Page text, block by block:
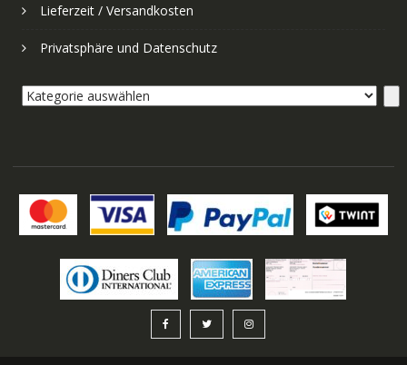
Lieferzeit / Versandkosten
Privatsphäre und Datenschutz
Kategorie